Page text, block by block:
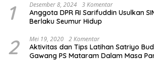
1 Desember 8, 2024 3 Komentar
Anggota DPR RI Sarifuddin Usulkan
Berlaku Seumur Hidup
2 Mei 19, 2020 2 Komentar
Aktivitas dan Tips Latihan Satriyo
Gawang PS Mataram Dalam Masa